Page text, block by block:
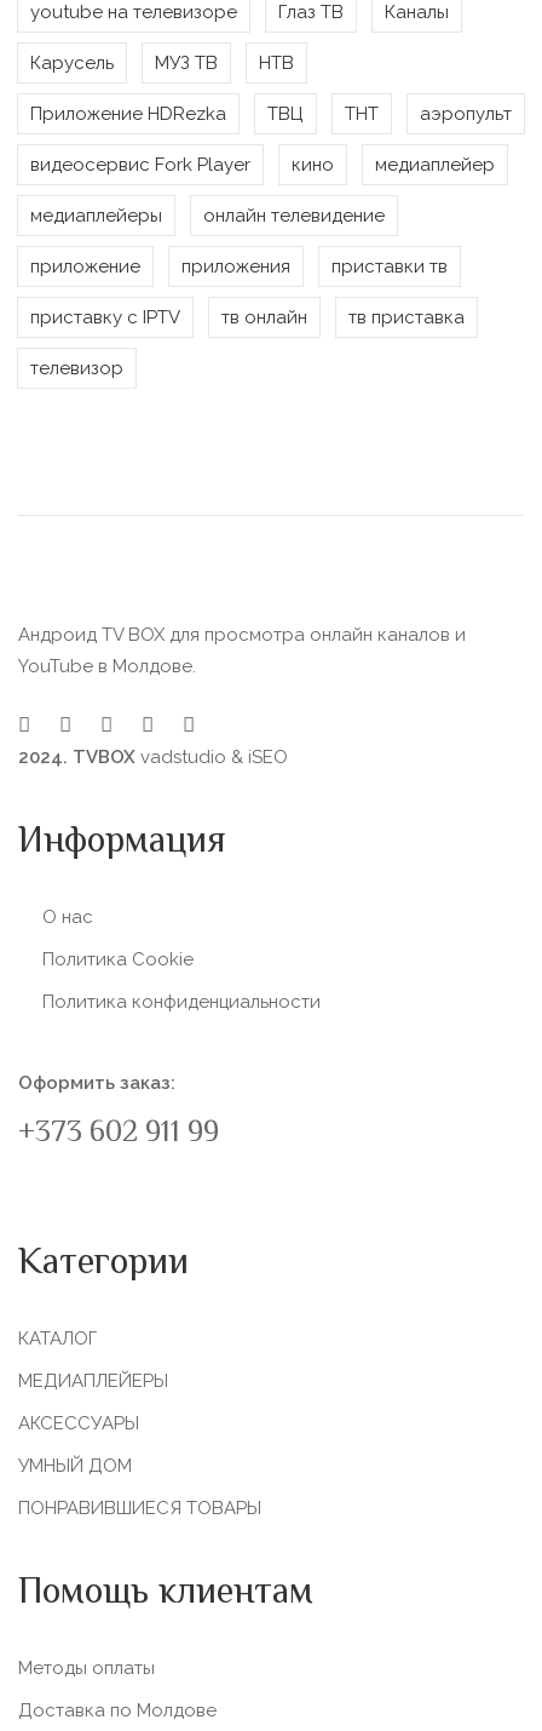
youtube на телевизоре Глаз ТВ Каналы
Карусель МУЗ ТВ НТВ
Приложение HDRezka ТВЦ ТНТ аэропульт
видеосервис Fork Player кино медиаплейер
медиаплейеры онлайн телевидение
приложение приложения приставки тв
приставку с IPTV тв онлайн тв приставка
телевизор
Андроид TV BOX для просмотра онлайн каналов и
YouTube в Молдове.
2024. TVBOX vadstudio & iSEO
Информация
О нас
Политика Сookie
Политика конфиденциальности
Оформить заказ:
+373 602 911 99
Категории
КАТАЛОГ
МЕДИАПЛЕЙЕРЫ
АКСЕССУАРЫ
УМНЫЙ ДОМ
ПОНРАВИВШИЕСЯ ТОВАРЫ
Помощь клиентам
Методы оплаты
Доставка по Молдове